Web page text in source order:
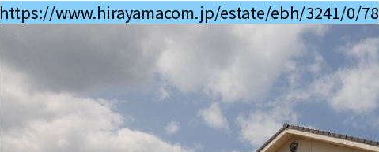
https://www.hirayamacom.jp/estate/ebh/3241/0/78